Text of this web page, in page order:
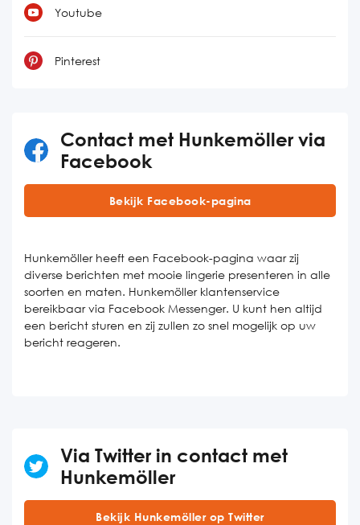
Youtube
Pinterest
Contact met Hunkemöller via
Facebook
Bekijk Facebook-pagina
Hunkemöller heeft een Facebook-pagina waar zij
diverse berichten met mooie lingerie presenteren in alle
soorten en maten. Hunkemöller klantenservice
bereikbaar via Facebook Messenger. U kunt hen altijd
een bericht sturen en zij zullen zo snel mogelijk op uw
bericht reageren.
Via Twitter in contact met
Hunkemöller
Bekijk Hunkemöller op Twitter